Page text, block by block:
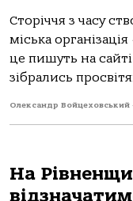
Сторіччя з часу
міська
це пишуть на
зібрались
Олександр Войцеховський
На